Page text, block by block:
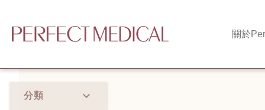
關於
分類